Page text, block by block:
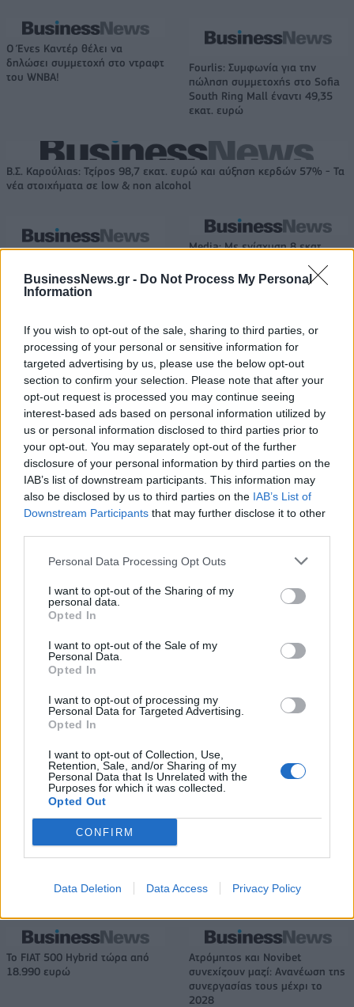
BusinessNews.gr - Do Not Process My Personal
Information
If you wish to opt-out of the sale, sharing to third parties, or
processing of your personal or sensitive information for
targeted advertising by us, please use the below opt-out
section to confirm your selection. Please note that after your
opt-out request is processed you may continue seeing
interest-based ads based on personal information utilized by
us or personal information disclosed to third parties prior to
your opt-out. You may separately opt-out of the further
disclosure of your personal information by third parties on the
IAB’s list of downstream participants. This information may
also be disclosed by us to third parties on the IAB’s List of
Downstream Participants that may further disclose it to other
Personal Data Processing Opt Outs
I want to opt-out of the Sharing of my
personal data.
Opted In
I want to opt-out of the Sale of my
Personal Data.
Opted In
I want to opt-out of processing my
Personal Data for Targeted Advertising.
Opted In
I want to opt-out of Collection, Use,
Retention, Sale, and/or Sharing of my
Personal Data that Is Unrelated with the
Purposes for which it was collected.
Opted Out
CONFIRM
Data Deletion Data Access Privacy Policy
Ο Ένες Καντέρ θέλει να
δηλώσει συμμετοχή στο ντραφτ
του WNBA!
Fourlis: Συμφωνία για την
πώληση συμμετοχής στο Sofia
South Ring Mall έναντι 49,35
εκατ. ευρώ
Β.Σ. Καρούλιας: Τζίρος 98,7 εκατ. ευρώ και αύξηση κερδών 57% - Τα
νέα στοιχήματα σε low & non alcohol
Χρηματοοικονομικός
σύμβουλος της ΔΕΗ για την
Media: Με ενίσχυση 8 εκατ.
ξεκίνησε το πρόγραμμα
στήριξης- Κάλυψη εισφορών
IAB Hellas: Νέα Διοικούσα Επιτροπή και νέο Διοικητικό Συμβούλιο -
Πρόεδρος ο Γαληνός Γιαγλής
Η Toyota φέρνει νέα γενιά
μπαταριών για τα υβριδικά της
Σε κινεζική… πολιορκία η
ευρωπαϊκή
αυτοκινητοβιομηχανία
Ευρωπαϊκό Κορασίδων: Άνετη
νίκη της Ελλάδας στην
ΕΛΣΤΑΤ: Στο 3,4% υποχώρησε ο πληθωρισμός τον Ιούλιο
Χρηματοδότηση 8 εκατ. ευρώ
σε 843 μέσα ενημέρωσης-
Ξεκίνησε το πενταετές
πρόγραμμα ενίσχυσης του
Metlen: Ρεκόρ EBITDA στο α'
εξάμηνο, στα 550 εκατ. ευρώ –
Η Chery επενδύει 75 εκατ. δολάρια στην KG Mobility
Το FIAT 500 Hybrid τώρα από
18.990 ευρώ
Ατρόμητος και Novibet
συνεχίζουν μαζί: Ανανέωση της
συνεργασίας τους μέχρι το
2028